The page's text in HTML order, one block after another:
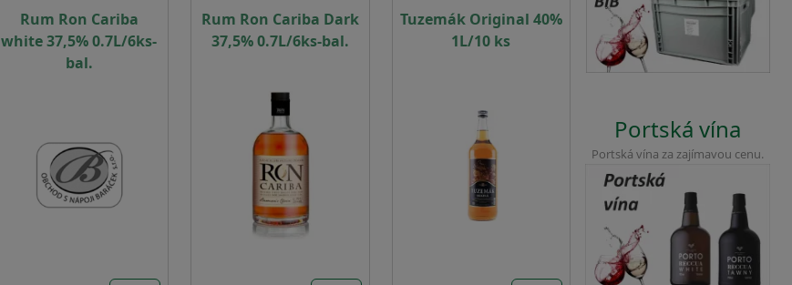
Rum Ron Cariba
white 37,5% 0.7L/6ks-
bal.
Rum Ron Cariba Dark
37,5% 0.7L/6ks-bal.
Tuzemák Original 40%
1L/10 ks
Portská vína
Portská vína za zajímavou cenu.